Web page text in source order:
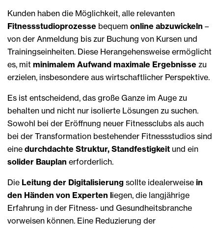
Kunden haben die Möglichkeit, alle relevanten
Fitnessstudioprozesse bequem online abzuwickeln –
von der Anmeldung bis zur Buchung von Kursen und
Trainingseinheiten. Diese Herangehensweise ermöglicht
es, mit minimalem Aufwand maximale Ergebnisse zu
erzielen, insbesondere aus wirtschaftlicher Perspektive.
Es ist entscheidend, das große ­Ganze im Auge zu
behalten und nicht nur isolierte Lösungen zu suchen.
Sowohl bei der Eröffnung neuer Fitnessclubs als auch
bei der Transformation bestehender Fitnessstudios sind
eine durchdachte Struktur, Standfestigkeit und ein
solider Bauplan erforderlich.
Die Leitung der Digitalisierung sollte idea­lerweise in
den Händen von Experten liegen, die langjährige
Erfahrung in der Fitness- und ­Gesundheitsbranche
vorweisen können. Eine Reduzierung der